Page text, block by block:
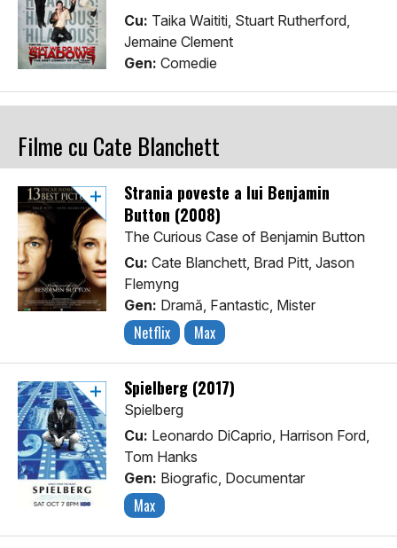
Cu: Taika Waititi, Stuart Rutherford,
Jemaine Clement
Gen: Comedie
Filme cu Cate Blanchett
Strania poveste a lui Benjamin
Button (2008)
The Curious Case of Benjamin Button
Cu: Cate Blanchett, Brad Pitt, Jason
Flemyng
Gen: Dramă, Fantastic, Mister
Netflix Max
Spielberg (2017)
Spielberg
Cu: Leonardo DiCaprio, Harrison Ford,
Tom Hanks
Gen: Biografic, Documentar
Max